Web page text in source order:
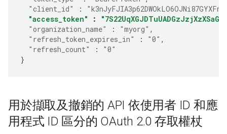
"client_id"
:
"access_token"
:
"organization_name"
: "myorg" ,
"refresh_token_expires_in"
: "0" ,
"refresh_count"
:
"0"
}
用於擷取及撤銷的 API 依使用者 ID 和應
用程式 ID 區分的 OAuth 2.0 存取權杖